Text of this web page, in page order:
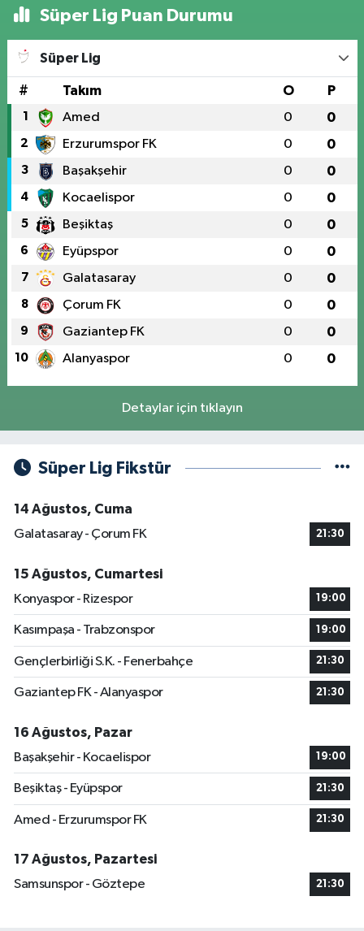
Süper Lig Puan Durumu
Süper Lig
# Takım O P
1 Amed 0 0
2 Erzurumspor FK 0 0
3 Başakşehir 0 0
4 Kocaelispor 0 0
5 Beşiktaş 0 0
6 Eyüpspor 0 0
7 Galatasaray 0 0
8 Çorum FK 0 0
9 Gaziantep FK 0 0
10 Alanyaspor 0 0
Detaylar için tıklayın
Süper Lig Fikstür
14 Ağustos, Cuma
Galatasaray - Çorum FK
21:30
15 Ağustos, Cumartesi
Konyaspor - Rizespor
19:00
Kasımpaşa - Trabzonspor 19:00
Gençlerbirliği S.K. - Fenerbahçe 21:30
Gaziantep FK - Alanyaspor 21:30
16 Ağustos, Pazar
Başakşehir - Kocaelispor
19:00
Beşiktaş - Eyüpspor 21:30
Amed - Erzurumspor FK 21:30
17 Ağustos, Pazartesi
Samsunspor - Göztepe
21:30